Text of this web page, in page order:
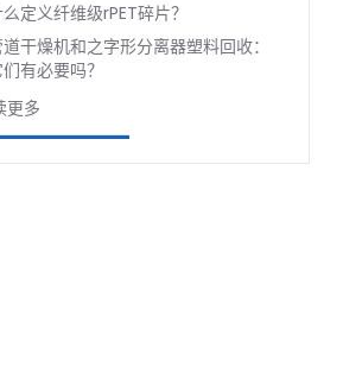
定义纤维级rPET碎片？
道干燥机和之字形分离器塑料回收：
有必要吗？
更多